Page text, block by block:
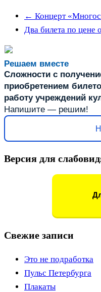
← Концерт
Два билета по цене
Решаем вместе
Сложности с
приобретением
работу учреждений
Напишите — решим!
Версия для
Свежие записи
Это не подработка
Пульс Петербурга
Плакаты